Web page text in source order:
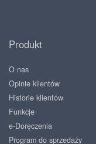
Produkt
O nas
Opinie klientów
Historie klientów
Funkcje
e-Doręczenia
Program do sprzedaży